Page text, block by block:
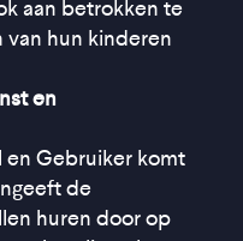
aan betrokken te
hun kinderen
en
en Gebruiker komt
de
huren door op